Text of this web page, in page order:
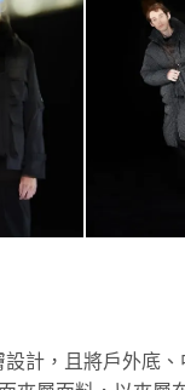
計，且將戶外底、